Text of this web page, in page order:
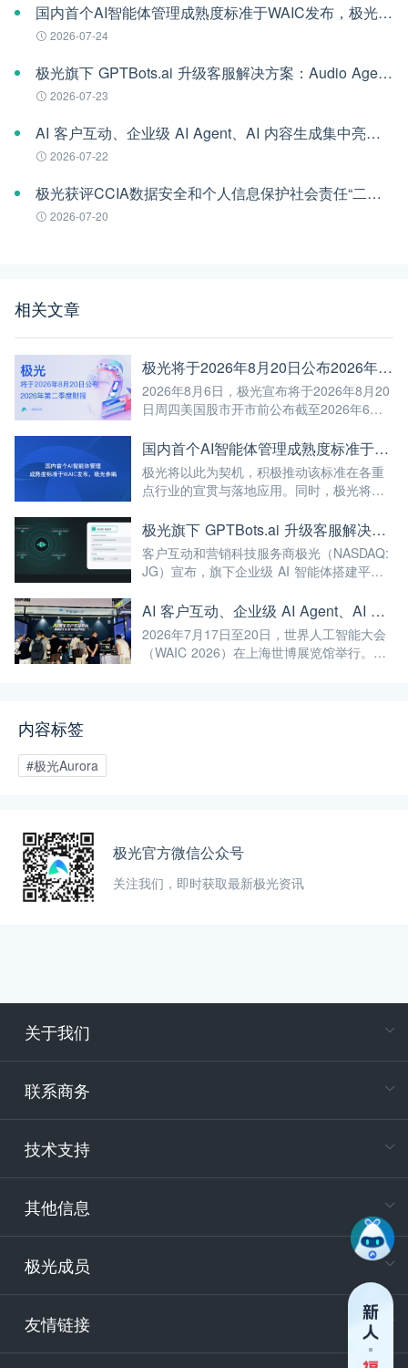
国内首个AI智能体管理成熟度标准于WAIC发布，极光参编
2026-07-24
极光旗下 GPTBots.ai 升级客服解决方案：Audio Agent 打通企业通信线路，LINE 客服插件 2.0 同步上线
2026-07-23
AI 客户互动、企业级 AI Agent、AI 内容生成集中亮相！极光旗下EngageLab WAIC 2026 现场回顾
2026-07-22
极光获评CCIA数据安全和个人信息保护社会责任“二星级”单位
2026-07-20
相关文章
极光将于2026年8月20日公布2026年第二季度财报
2026年8月6日，极光宣布将于2026年8月20
日周四美国股市开市前公布截至2026年6月
国内首个AI智能体管理成熟度标准于WAIC发布，极光参编
极光将以此为契机，积极推动该标准在各重
点行业的宣贯与落地应用。同时，极光将继
融入自身的产品与服务中，赋能更多企业实
现智能化转型，为我国人工智能产业规模
化、高端化发展注入强劲动能！
极光旗下 GPTBots.ai 升级客服解决方案：Audio Agent 打通企业通信线路，LINE 客服插件 2.0 同步上线
客户互动和营销科技服务商极光（NASDAQ:
JG）宣布，旗下企业级 AI 智能体搭建平台
Agent 正式支持通过 SIP 协议与 Twilio 对接
企业通信系统；LINE 客服插件 2.0 完成界面
重构并新增通知功能。
AI 客户互动、企业级 AI Agent、AI 内容生成集中亮相！极光旗下EngageLab WAIC 2026 现场回顾
2026年7月17日至20日，世界人工智能大会
（WAIC 2026）在上海世博展览馆举行。极
内容标签
#极光Aurora
极光官方微信公众号
关注我们，即时获取最新极光资讯
关于我们
联系商务
技术支持
其他信息
极光成员
友情链接
电
400-
技
安